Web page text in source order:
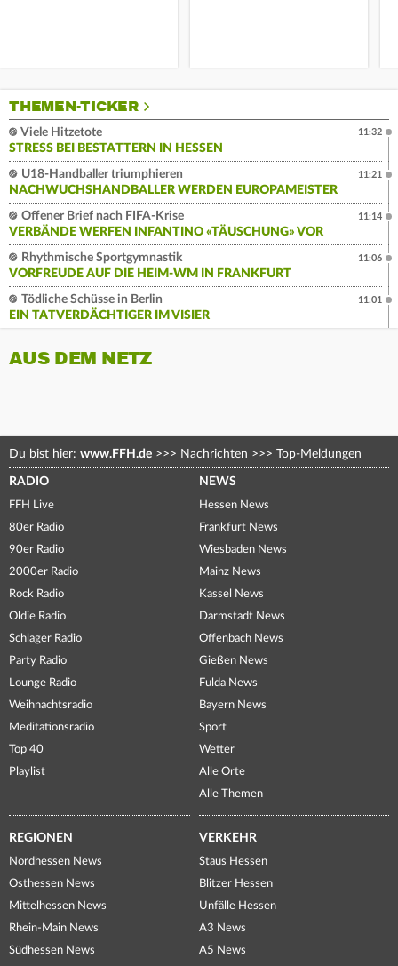
THEMEN-TICKER
Viele Hitzetote
STRESS BEI BESTATTERN IN HESSEN
11:32
U18-Handballer triumphieren
NACHWUCHSHANDBALLER WERDEN EUROPAMEISTER
11:21
Offener Brief nach FIFA-Krise
VERBÄNDE WERFEN INFANTINO «TÄUSCHUNG» VOR
11:14
Rhythmische Sportgymnastik
VORFREUDE AUF DIE HEIM-WM IN FRANKFURT
11:06
Tödliche Schüsse in Berlin
EIN TATVERDÄCHTIGER IM VISIER
11:01
AUS DEM NETZ
Du bist hier: www.FFH.de >>> Nachrichten >>> Top-Meldungen
RADIO
FFH Live
80er Radio
90er Radio
2000er Radio
Rock Radio
Oldie Radio
Schlager Radio
Party Radio
Lounge Radio
Weihnachtsradio
Meditationsradio
Top 40
Playlist
NEWS
Hessen News
Frankfurt News
Wiesbaden News
Mainz News
Kassel News
Darmstadt News
Offenbach News
Gießen News
Fulda News
Bayern News
Sport
Wetter
Alle Orte
Alle Themen
REGIONEN
Nordhessen News
Osthessen News
Mittelhessen News
Rhein-Main News
Südhessen News
VERKEHR
Staus Hessen
Blitzer Hessen
Unfälle Hessen
A3 News
A5 News